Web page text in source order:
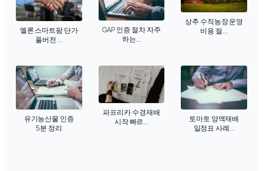
멜론 스마트팜 단가
풀버전 ...
GAP 인증 절차 자주
하는...
상추 수직농장 운영
비용 절...
유기농산물 인증
5분 정리
파프리카 수경재배
시작 빠르...
토마토 양액재배
일정표 사례...